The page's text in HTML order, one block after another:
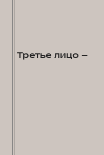
Третье лицо –